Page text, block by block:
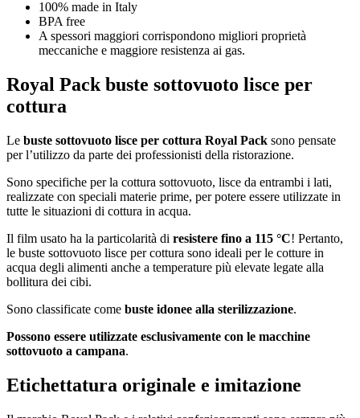
100% made in Italy
BPA free
A spessori maggiori corrispondono migliori proprietà
meccaniche e maggiore resistenza ai gas.
Royal Pack buste sottovuoto lisce per
cottura
Le buste sottovuoto lisce per cottura Royal Pack sono pensate
per l’utilizzo da parte dei professionisti della ristorazione.
Sono specifiche per la cottura sottovuoto, lisce da entrambi i lati,
realizzate con speciali materie prime, per potere essere utilizzate in
tutte le situazioni di cottura in acqua.
Il film usato ha la particolarità di resistere fino a 115 °C! Pertanto,
le buste sottovuoto lisce per cottura sono ideali per le cotture in
acqua degli alimenti anche a temperature più elevate legate alla
bollitura dei cibi.
Sono classificate come buste idonee alla sterilizzazione.
Possono essere utilizzate esclusivamente con le macchine
sottovuoto a campana.
Etichettatura originale e imitazione